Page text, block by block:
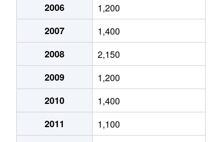
2006
1,200
2007
1,400
2008
2,150
2009
1,200
2010
1,400
2011
1,100